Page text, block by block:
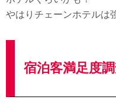
やはりチェーンホテルは
宿泊客満足度